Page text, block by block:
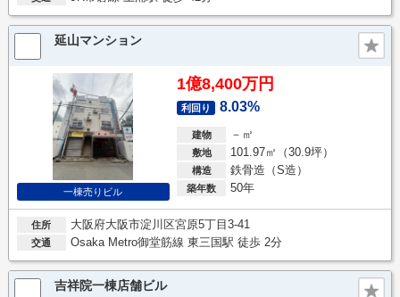
延山マンション
一棟売りビル
1億8,400万円
利回り 8.03%
建物 －㎡
敷地 101.97㎡（30.9坪）
構造 鉄骨造（S造）
築年数 50年
住所 大阪府大阪市淀川区宮原5丁目3-41
交通 Osaka Metro御堂筋線 東三国駅 徒歩 2分
吉祥院一棟店舗ビル